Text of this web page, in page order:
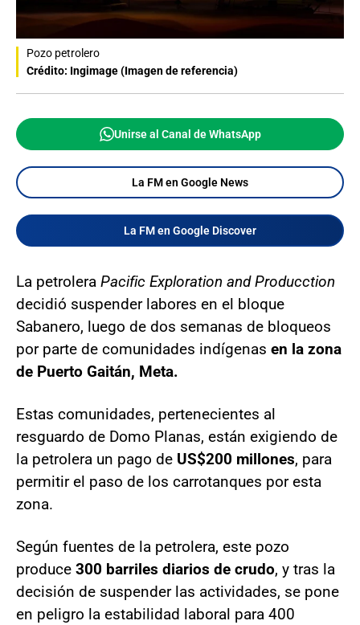
Pozo petrolero
Crédito: Ingimage (Imagen de referencia)
Unirse al Canal de WhatsApp
La FM en Google News
La FM en Google Discover
La petrolera Pacific Exploration and Producction
decidió suspender labores en el bloque
Sabanero, luego de dos semanas de bloqueos
por parte de comunidades indígenas en la zona
de Puerto Gaitán, Meta.
Estas comunidades, pertenecientes al
resguardo de Domo Planas, están exigiendo de
la petrolera un pago de US$200 millones, para
permitir el paso de los carrotanques por esta
zona.
Según fuentes de la petrolera, este pozo
produce 300 barriles diarios de crudo, y tras la
decisión de suspender las actividades, se pone
en peligro la estabilidad laboral para 400